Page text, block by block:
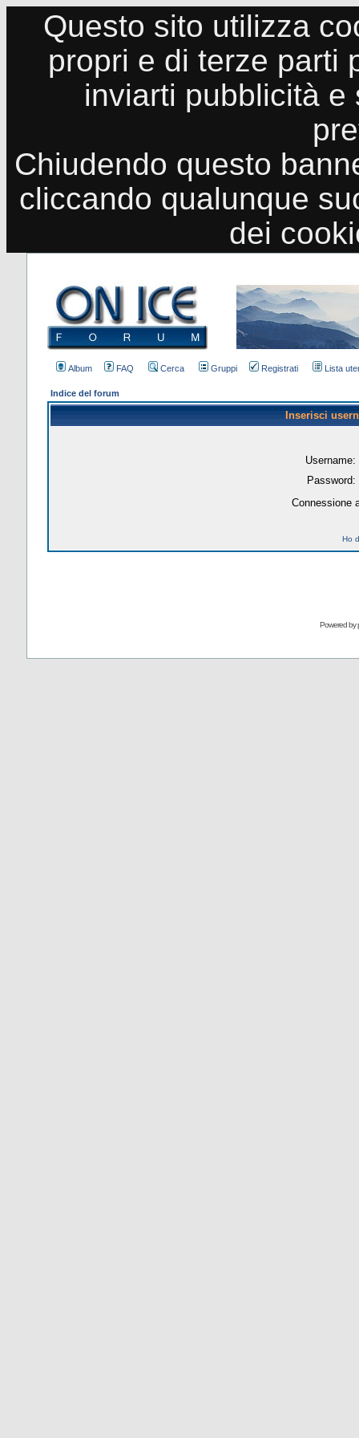
Questo sito utilizza
propri e di terze parti
inviarti pubblicità
Chiudendo questo
cliccando qualunque
dei
Album FAQ Cerca Gruppi Registrati Lista
Indice del forum
Inserisci
Username:
Password:
Connessione
Ho
Powered by